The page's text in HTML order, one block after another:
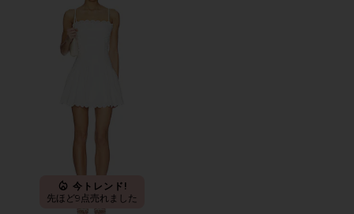
今トレンド!
先ほど9点売れました